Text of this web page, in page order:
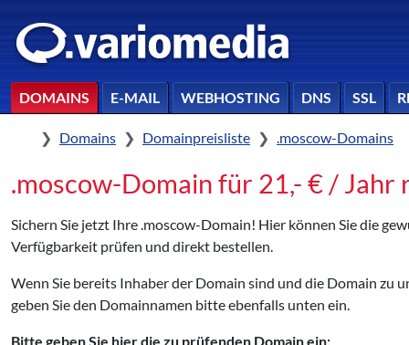
DOMAINS E-MAIL WEBHOSTING DNS SSL
HomeDomains Domainpreisliste .moscow-Domains
.moscow-Domain für 21,- € / Jahr
Sichern Sie jetzt Ihre .moscow-Domain! Hier können Sie die
Verfügbarkeit prüfen und direkt bestellen.
Wenn Sie bereits Inhaber der Domain sind und die Domain zu
geben Sie den Domainnamen bitte ebenfalls unten ein.
Bitte geben Sie hier die zu prüfenden Domain ein: